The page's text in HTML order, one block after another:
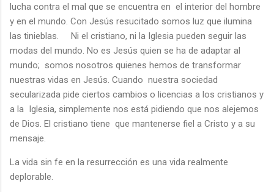
lucha contra el mal que se encuentra en el interior del hombre
y en el mundo. Con Jesús resucitado somos luz que ilumina
las tinieblas. Ni el cristiano, ni la Iglesia pueden seguir las
modas del mundo. No es Jesús quien se ha de adaptar al
mundo; somos nosotros quienes hemos de transformar
nuestras vidas en Jesús. Cuando nuestra sociedad
secularizada pide ciertos cambios o licencias a los cristianos y
a la Iglesia, simplemente nos está pidiendo que nos alejemos
de Dios. El cristiano tiene que mantenerse fiel a Cristo y a su
mensaje.
La vida sin fe en la resurrección es una vida realmente
deplorable.